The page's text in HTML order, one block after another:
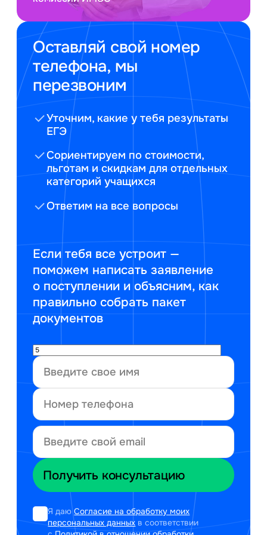
Оставляй свой номер
телефона, мы
перезвоним
Уточним, какие у тебя результаты
ЕГЭ
Сориентируем по стоимости,
льготам и скидкам для отдельных
категорий учащихся
Ответим на все вопросы
Если тебя все устроит —
поможем написать заявление
о поступлении и объясним, как
правильно собрать пакет
документов
Я даюСогласие на обработку моих
персональных данных в соответствии